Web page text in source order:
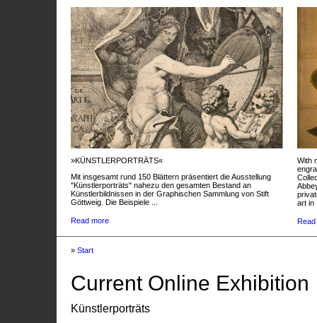
»KÜNSTLERPORTRÄTS«
Mit insgesamt rund 150 Blättern präsentiert die Ausstellung
"Künstlerporträts" nahezu den gesamten Bestand an
Künstlerbildnissen in der Graphischen Sammlung von Stift
Göttweig. Die Beispiele ...
Read more
With
art in
» Start
Current Online Exhibition
Künstlerporträts